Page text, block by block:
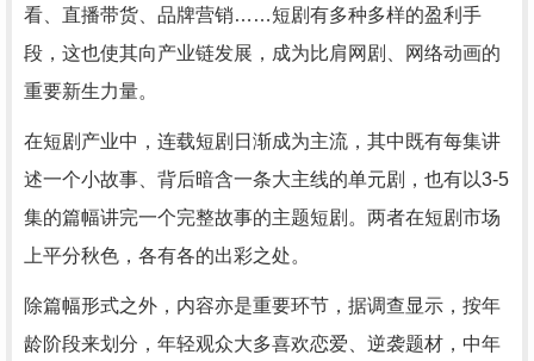
看、直播带货、品牌营销……短剧有多种多样的盈利手
段，这也使其向产业链发展，成为比肩网剧、网络动画的
重要新生力量。
在短剧产业中，连载短剧日渐成为主流，其中既有每集讲
述一个小故事、背后暗含一条大主线的单元剧，也有以3-5
集的篇幅讲完一个完整故事的主题短剧。两者在短剧市场
上平分秋色，各有各的出彩之处。
除篇幅形式之外，内容亦是重要环节，据调查显示，按年
龄阶段来划分，年轻观众大多喜欢恋爱、逆袭题材，中年